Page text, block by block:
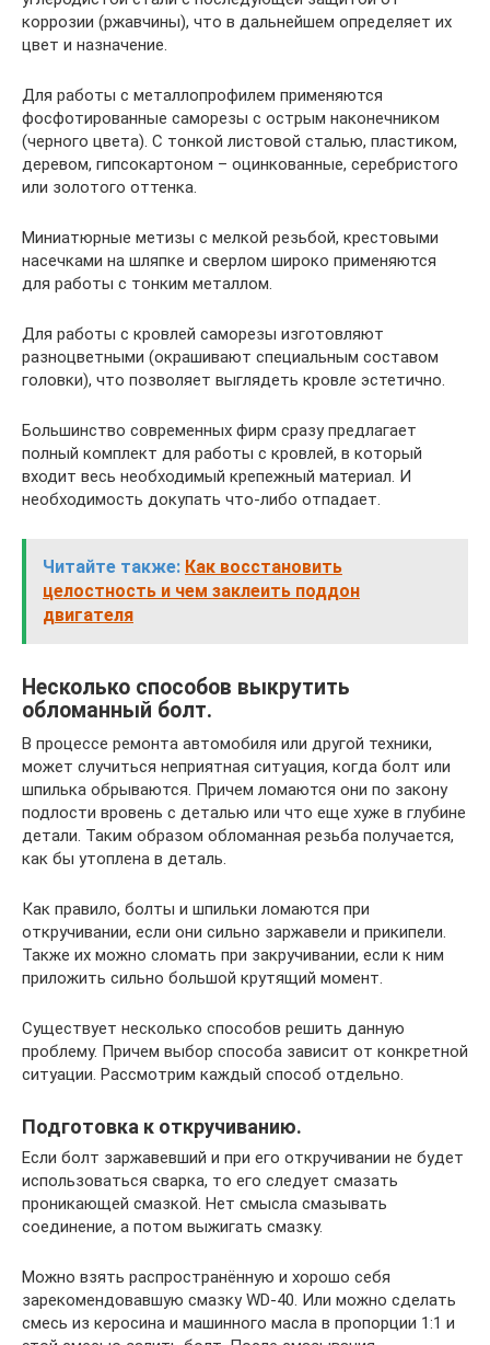
коррозии (ржавчины), что в дальнейшем определяет их
цвет и назначение.
Для работы с металлопрофилем применяются
фосфотированные саморезы с острым наконечником
(черного цвета). С тонкой листовой сталью, пластиком,
деревом, гипсокартоном – оцинкованные, серебристого
или золотого оттенка.
Миниатюрные метизы с мелкой резьбой, крестовыми
насечками на шляпке и сверлом широко применяются
для работы с тонким металлом.
Для работы с кровлей саморезы изготовляют
разноцветными (окрашивают специальным составом
головки), что позволяет выглядеть кровле эстетично.
Большинство современных фирм сразу предлагает
полный комплект для работы с кровлей, в который
входит весь необходимый крепежный материал. И
необходимость докупать что-либо отпадает.
Читайте также: Как восстановить
целостность и чем заклеить поддон
двигателя
Несколько способов выкрутить
обломанный болт.
В процессе ремонта автомобиля или другой техники,
может случиться неприятная ситуация, когда болт или
шпилька обрываются. Причем ломаются они по закону
подлости вровень с деталью или что еще хуже в глубине
детали. Таким образом обломанная резьба получается,
как бы утоплена в деталь.
Как правило, болты и шпильки ломаются при
откручивании, если они сильно заржавели и прикипели.
Также их можно сломать при закручивании, если к ним
приложить сильно большой крутящий момент.
Существует несколько способов решить данную
проблему. Причем выбор способа зависит от конкретной
ситуации. Рассмотрим каждый способ отдельно.
Подготовка к откручиванию.
Если болт заржавевший и при его откручивании не будет
использоваться сварка, то его следует смазать
проникающей смазкой. Нет смысла смазывать
соединение, а потом выжигать смазку.
Можно взять распространённую и хорошо себя
зарекомендовавшую смазку WD-40. Или можно сделать
смесь из керосина и машинного масла в пропорции 1:1 и